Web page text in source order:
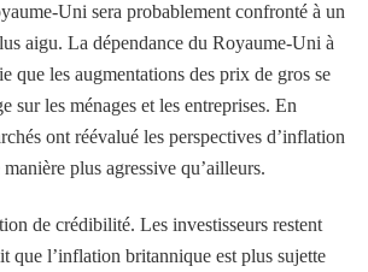
Uni sera probablement confronté à un
aigu. La dépendance du Royaume-Uni à
que les augmentations des prix de gros se
sur les ménages et les entreprises. En
ont réévalué les perspectives d’inflation
plus agressive qu’ailleurs.
de crédibilité. Les investisseurs restent
que l’inflation britannique est plus sujette